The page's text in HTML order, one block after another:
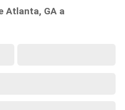
Atlanta, GA a